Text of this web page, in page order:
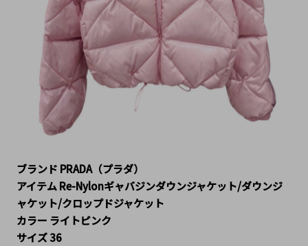
ブランド PRADA（プラダ）
アイテム Re-Nylonギャバジンダウンジャケット/ダウンジ
ャケット/クロップドジャケット
カラー ライトピンク
サイズ 36